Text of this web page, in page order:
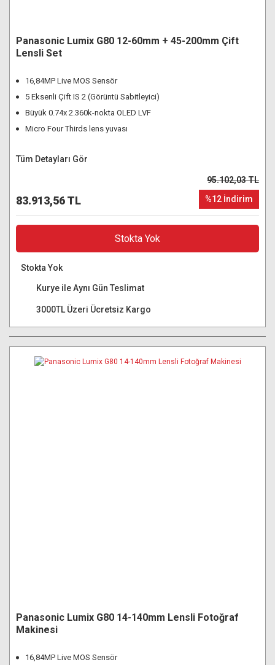
Panasonic Lumix G80 12-60mm + 45-200mm Çift
Lensli Set
16,84MP Live MOS Sensör
5 Eksenli Çift IS 2 (Görüntü Sabitleyici)
Büyük 0.74x 2.360k-nokta OLED LVF
Micro Four Thirds lens yuvası
Tüm Detayları Gör
83.913,56 TL
95.102,03 TL
%12 İndirim
Stokta Yok
Stokta Yok
Kurye ile Aynı Gün Teslimat
3000TL Üzeri Ücretsiz Kargo
Panasonic Lumix G80 14-140mm Lensli Fotoğraf
Makinesi
16,84MP Live MOS Sensör